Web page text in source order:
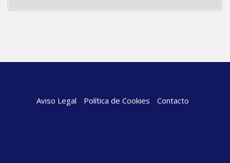
Aviso Legal Política de Cookies Contacto